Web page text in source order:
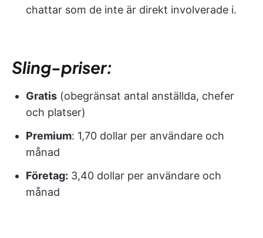
chattar som de inte är direkt involverade i.
Sling-priser:
Gratis (obegränsat antal anställda, chefer
och platser)
Premium: 1,70 dollar per användare och
månad
Företag: 3,40 dollar per användare och
månad